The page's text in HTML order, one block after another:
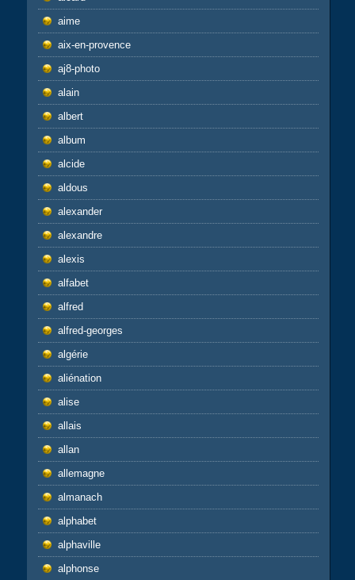
aime
aix-en-provence
aj8-photo
alain
albert
album
alcide
aldous
alexander
alexandre
alexis
alfabet
alfred
alfred-georges
algérie
aliénation
alise
allais
allan
allemagne
almanach
alphabet
alphaville
alphonse